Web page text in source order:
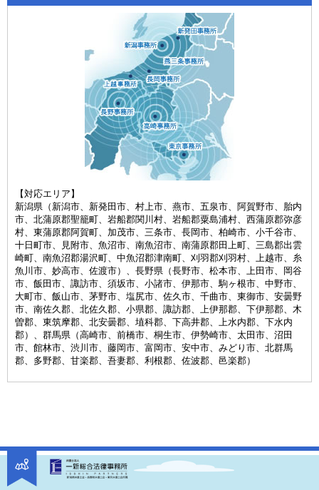
【対応エリア】
新潟県（新潟市、新発田市、村上市、燕市、五泉市、阿賀野市、胎内
市、北蒲原郡聖籠町、岩船郡関川村、岩船郡粟島浦村、西蒲原郡弥彦
村、東蒲原郡阿賀町、加茂市、三条市、長岡市、柏崎市、小千谷市、
十日町市、見附市、魚沼市、南魚沼市、南蒲原郡田上町、三島郡出雲
崎町、南魚沼郡湯沢町、中魚沼郡津南町、刈羽郡刈羽村、上越市、糸
魚川市、妙高市、佐渡市）、長野県（長野市、松本市、上田市、岡谷
市、飯田市、諏訪市、須坂市、小諸市、伊那市、駒ヶ根市、中野市、
大町市、飯山市、茅野市、塩尻市、佐久市、千曲市、東御市、安曇野
市、南佐久郡、北佐久郡、小県郡、諏訪郡、上伊那郡、下伊那郡、木
曽郡、東筑摩郡、北安曇郡、埴科郡、下高井郡、上水内郡、下水内
郡）、群馬県（高崎市、前橋市、桐生市、伊勢崎市、太田市、沼田
市、館林市、渋川市、藤岡市、富岡市、安中市、みどり市、北群馬
郡、多野郡、甘楽郡、吾妻郡、利根郡、佐波郡、邑楽郡）